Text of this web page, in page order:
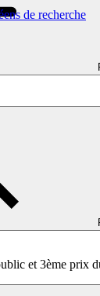
de recherche
et 3ème prix